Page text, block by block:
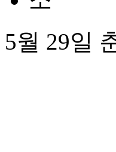
5월 29일